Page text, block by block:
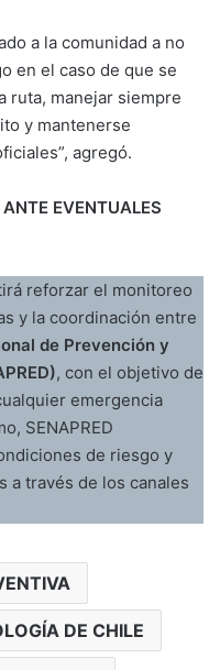
a la comunidad a no
en el caso de que se
ruta, manejar siempre
y mantenerse
agregó.
EVENTUALES
reforzar el monitoreo
y la coordinación entre
de Prevención y
, con el objetivo de
emergencia
SENAPRED
de riesgo y
a través de los canales
DE CHILE